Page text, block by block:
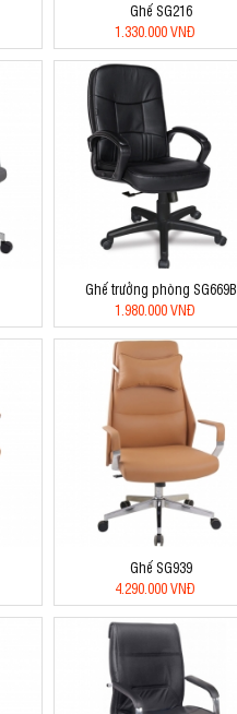
Ghế SG216
1.330.000 VNĐ
Ghế trưởng phòng SG669B
1.980.000 VNĐ
Ghế SG939
4.290.000 VNĐ